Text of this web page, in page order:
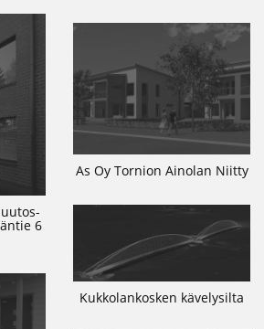
6
As Oy Tornion Ainolan Niitty
Kukkolankosken kävelysilta